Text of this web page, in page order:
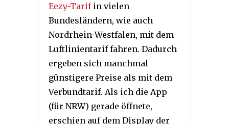
Eezy-Tarifin vielen
Bundesländern, wie auch
Nordrhein-Westfalen, mit dem
Luftlinientarif fahren. Dadurch
ergeben sich manchmal
günstigere Preise als mit dem
Verbundtarif. Als ich die App
(für NRW) gerade öffnete,
erschien auf dem Display der